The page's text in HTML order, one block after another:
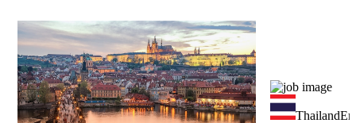
Thailand